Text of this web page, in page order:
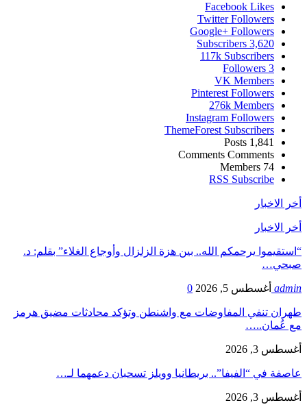
Facebook Likes
Twitter Followers
Google+ Followers
3,620
Subscribers
117k Subscribers
3
Followers
VK Members
Pinterest Followers
276k Members
Instagram Followers
ThemeForest Subscribers
1,841
Posts
Comments Comments
74
Members
RSS Subscribe
أخر الاخبار
أخر الاخبار
“استقيموا يرحمكم الله.. بين هزة الزلزال وأوجاع الغلاء” بقلم: د.
صبحي…
admin أغسطس 5, 2026 0
طهران تنفي المفاوضات مع واشنطن وتؤكد محادثات مضيق هرمز
مع عُمان..…
أغسطس 3, 2026
عاصفة في “الفيفا”.. بريطانيا وويلز تسحبان دعمهما لـ…
أغسطس 3, 2026